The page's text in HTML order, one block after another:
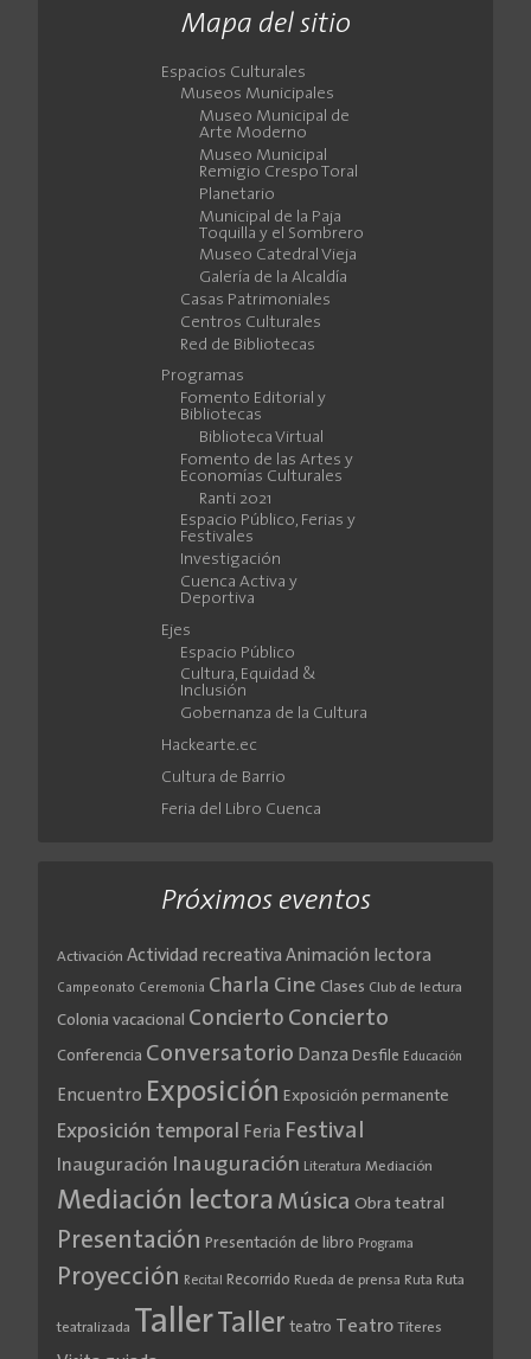
Mapa del sitio
Espacios Culturales
Museos Municipales
Museo Municipal de
Arte Moderno
Museo Municipal
Remigio Crespo Toral
Planetario
Municipal de la Paja
Toquilla y el Sombrero
Museo Catedral Vieja
Galería de la Alcaldía
Casas Patrimoniales
Centros Culturales
Red de Bibliotecas
Programas
Fomento Editorial y
Bibliotecas
Biblioteca Virtual
Fomento de las Artes y
Economías Culturales
Ranti 2021
Espacio Público, Ferias y
Festivales
Investigación
Cuenca Activa y
Deportiva
Ejes
Espacio Público
Cultura, Equidad &
Inclusión
Gobernanza de la Cultura
Hackearte.ec
Cultura de Barrio
Feria del Libro Cuenca
Próximos eventos
Activación Actividad recreativa Animación lectora
Campeonato Ceremonia Charla Cine Clases Club de lectura
Colonia vacacional Concierto Concierto
Conferencia Conversatorio Danza Desfile Educación
Encuentro Exposición Exposición permanente
Exposición temporal Feria Festival
Inauguración Inauguración Literatura Mediación
Mediación lectora Música Obra teatral
Presentación Presentación de libro Programa
Proyección Recital Recorrido Rueda de prensa Ruta Ruta
teatralizada Taller Taller teatro Teatro Títeres